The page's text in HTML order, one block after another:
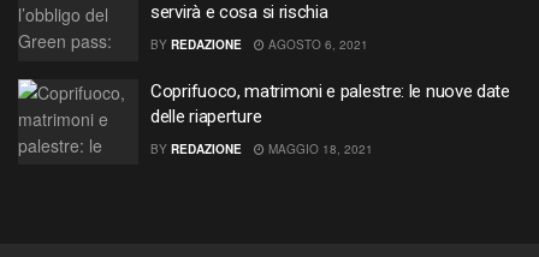
servirà e cosa si rischia
BY REDAZIONE AGOSTO 6, 2021
Coprifuoco, matrimoni e palestre: le nuove date
delle riaperture
BY REDAZIONE MAGGIO 18, 2021